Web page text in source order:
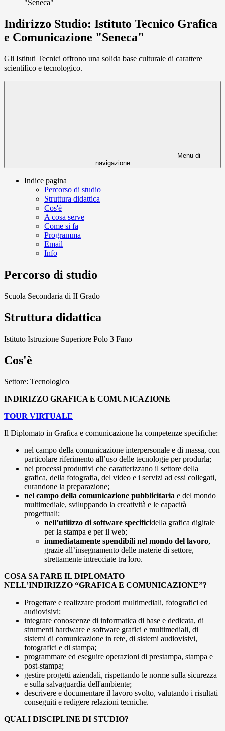
"Seneca"
Indirizzo Studio: Istituto Tecnico Grafica
e Comunicazione "Seneca"
Gli Istituti Tecnici offrono una solida base culturale di carattere
scientifico e tecnologico.
Menu di
navigazione
Indice pagina
Percorso di studio
Struttura didattica
Cos'è
A cosa serve
Come si fa
Programma
Email
Info
Percorso di studio
Scuola Secondaria di II Grado
Struttura didattica
Istituto Istruzione Superiore Polo 3 Fano
Cos'è
Settore: Tecnologico
INDIRIZZO GRAFICA E COMUNICAZIONE
TOUR VIRTUALE
Il Diplomato in Grafica e comunicazione ha competenze specifiche:
nel campo della comunicazione interpersonale e di massa, con
particolare riferimento all’uso delle tecnologie per produrla;
nei processi produttivi che caratterizzano il settore della
grafica, della fotografia, del video e i servizi ad essi collegati,
curandone la preparazione;
nel campo della comunicazione pubblicitaria e del mondo
multimediale, sviluppando la creatività e le capacità
progettuali;
nell’utilizzo di software specificidella grafica digitale
per la stampa e per il web;
immediatamente spendibili nel mondo del lavoro,
grazie all’insegnamento delle materie di settore,
strettamente intrecciate tra loro.
COSA SA FARE IL DIPLOMATO
NELL’INDIRIZZO “GRAFICA E COMUNICAZIONE”?
Progettare e realizzare prodotti multimediali, fotografici ed
audiovisivi;
integrare conoscenze di informatica di base e dedicata, di
strumenti hardware e software grafici e multimediali, di
sistemi di comunicazione in rete, di sistemi audiovisivi,
fotografici e di stampa;
programmare ed eseguire operazioni di prestampa, stampa e
post-stampa;
gestire progetti aziendali, rispettando le norme sulla sicurezza
e sulla salvaguardia dell'ambiente;
descrivere e documentare il lavoro svolto, valutando i risultati
conseguiti e redigere relazioni tecniche.
QUALI DISCIPLINE DI STUDIO?